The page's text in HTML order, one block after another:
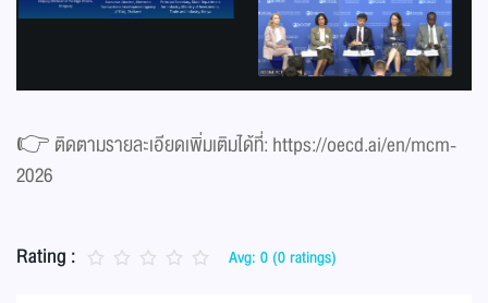
👉 ติดตามรายละเอียดเพิ่มเติมได้ที่: https://oecd.ai/en/mcm-
2026
Rating : Avg: 0 (0 ratings)